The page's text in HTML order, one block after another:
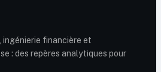
financière et
: des repères analytiques pour